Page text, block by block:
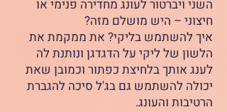
השני ויברטור לעונג מחדירה פנימי או
חיצוני – היש מושלם מזה?
איך להשתמש בליקי? את ממקמת את
הלשון של ליקי על הדגדגן ונותנת לה
לענג אותך בלחיצת כפתור וכמובן שאת
יכולה להשתמש גם בג'ל סיכה להגברת
הרטיבות והעונג.